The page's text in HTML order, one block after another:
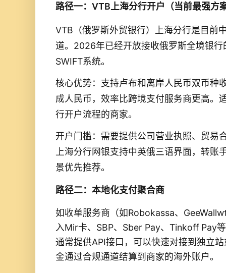
路径一：VTB上海分行开户（当前最强方
VTB（俄罗斯外贸银行）上海分行是目前
道。2026年已经开放接收俄罗斯全境银
SWIFT系统。
核心优势：支持卢布和离岸人民币双币种
成人民币，效率比跨境支付服务商更高。
行开户流程的商家。
开户门槛：需要提供公司营业执照、贸易
上海分行网银支持中英俄三语界面，转账
景优先推荐。
路径二：本地化支付聚合商
如收单服务商（如Robokassa、
入Mir卡、SBP、Sber Pay、Tinkoff Pay
通常提供API接口，可以快速对接到独立
金通过合规通道结算到商家的海外账户。